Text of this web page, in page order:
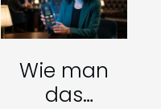
Wie man
das